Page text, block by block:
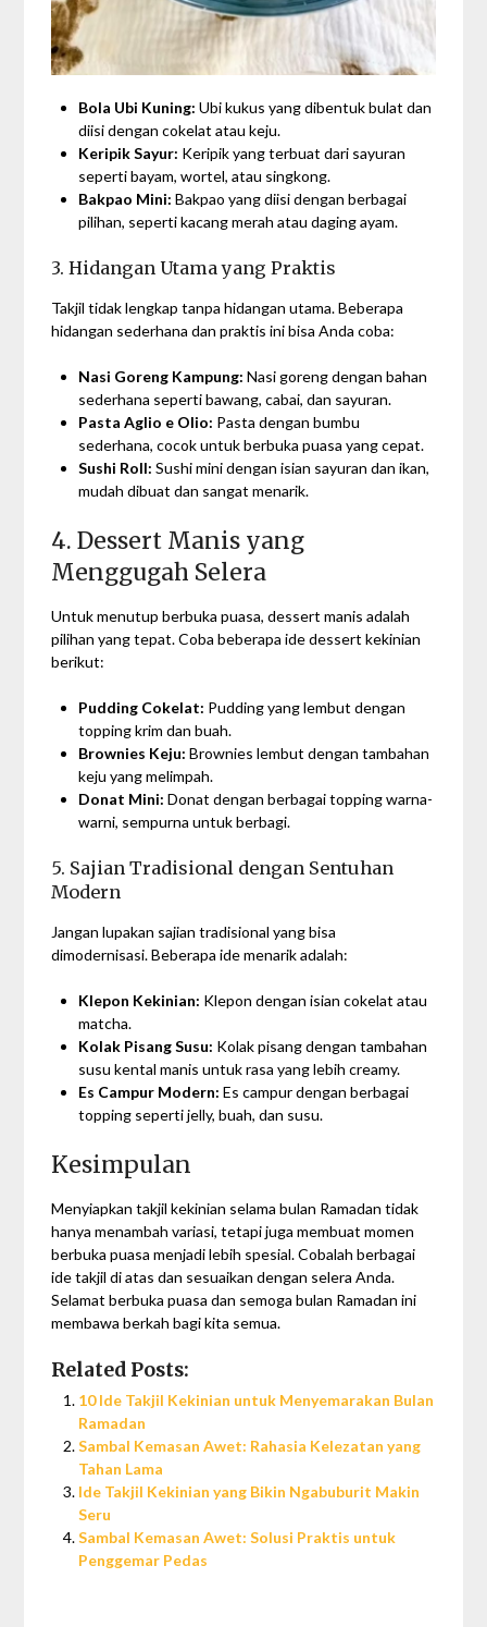
Bola Ubi Kuning: Ubi kukus yang dibentuk bulat dan
diisi dengan cokelat atau keju.
Keripik Sayur: Keripik yang terbuat dari sayuran
seperti bayam, wortel, atau singkong.
Bakpao Mini: Bakpao yang diisi dengan berbagai
pilihan, seperti kacang merah atau daging ayam.
3. Hidangan Utama yang Praktis
Takjil tidak lengkap tanpa hidangan utama. Beberapa
hidangan sederhana dan praktis ini bisa Anda coba:
Nasi Goreng Kampung: Nasi goreng dengan bahan
sederhana seperti bawang, cabai, dan sayuran.
Pasta Aglio e Olio: Pasta dengan bumbu
sederhana, cocok untuk berbuka puasa yang cepat.
Sushi Roll: Sushi mini dengan isian sayuran dan ikan,
mudah dibuat dan sangat menarik.
4. Dessert Manis yang
Menggugah Selera
Untuk menutup berbuka puasa, dessert manis adalah
pilihan yang tepat. Coba beberapa ide dessert kekinian
berikut:
Pudding Cokelat: Pudding yang lembut dengan
topping krim dan buah.
Brownies Keju: Brownies lembut dengan tambahan
keju yang melimpah.
Donat Mini: Donat dengan berbagai topping warna-
warni, sempurna untuk berbagi.
5. Sajian Tradisional dengan Sentuhan
Modern
Jangan lupakan sajian tradisional yang bisa
dimodernisasi. Beberapa ide menarik adalah:
Klepon Kekinian: Klepon dengan isian cokelat atau
matcha.
Kolak Pisang Susu: Kolak pisang dengan tambahan
susu kental manis untuk rasa yang lebih creamy.
Es Campur Modern: Es campur dengan berbagai
topping seperti jelly, buah, dan susu.
Kesimpulan
Menyiapkan takjil kekinian selama bulan Ramadan tidak
hanya menambah variasi, tetapi juga membuat momen
berbuka puasa menjadi lebih spesial. Cobalah berbagai
ide takjil di atas dan sesuaikan dengan selera Anda.
Selamat berbuka puasa dan semoga bulan Ramadan ini
membawa berkah bagi kita semua.
Related Posts:
10 Ide Takjil Kekinian untuk Menyemarakan Bulan
Ramadan
Sambal Kemasan Awet: Rahasia Kelezatan yang
Tahan Lama
Ide Takjil Kekinian yang Bikin Ngabuburit Makin
Seru
Sambal Kemasan Awet: Solusi Praktis untuk
Penggemar Pedas